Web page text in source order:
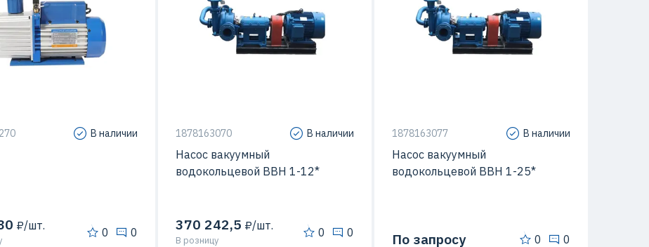
В наличии
₽/шт. 0 0
1878163070 В наличии
Насос вакуумный
водокольцевой ВВН 1-12*
370 242,5 ₽/шт.
В розницу
0 0
1878163077 В наличии
Насос вакуумный
водокольцевой ВВН 1-25*
По запросу 0 0